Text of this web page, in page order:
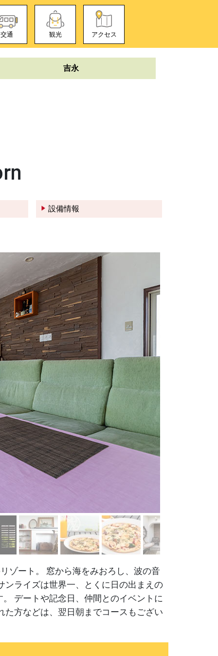
交通 観光 アクセス
吉永
設備情報
ゾート。 窓から海をみおろし、波の音
ンライズは世界一、とくに日の出まえの
デートや記念日、仲間とのイベントに
方などは、翌日朝までコースもござい